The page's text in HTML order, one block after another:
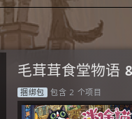
毛茸茸食堂物语
捆绑包 包含 2 个项目